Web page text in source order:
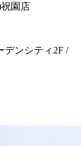
園店
デンシティ2F /